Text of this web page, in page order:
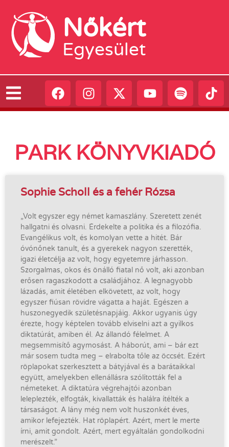
Nőkért
Egyesület
PARK KÖNYVKIADÓ
Sophie Scholl és a fehér Rózsa
„Volt egyszer egy német kamaszlány. Szeretett zenét
hallgatni és olvasni. Érdekelte a politika és a filozófia.
Evangélikus volt, és komolyan vette a hitét. Bár
óvónőnek tanult, és a gyerekek nagyon szerették,
igazi életcélja az volt, hogy egyetemre járhasson.
Szorgalmas, okos és önálló fiatal nő volt, aki azonban
erősen ragaszkodott a családjához. A legnagyobb
lázadás, amit életében elkövetett, az volt, hogy
egyszer fiúsan rövidre vágatta a haját. Egészen a
huszonegyedik születésnapjáig. Akkor ugyanis úgy
érezte, hogy képtelen tovább elviselni azt a gyilkos
diktatúrát, amiben él. Az állandó félelmet. A
megsemmisítő agymosást. A háborút, ami – bár ezt
már sosem tudta meg – elrabolta tőle az öccsét. Ezért
röplapokat szerkesztett a bátyjával és a barátaikkal
együtt, amelyekben ellenállásra szólították fel a
németeket. A diktatúra végrehajtói azonban
leleplezték, elfogták, kivallatták és halálra ítélték a
társaságot. A lány még nem volt huszonkét éves,
amikor lefejezték. Hat röplapért. Azért, mert le merte
írni, amit gondolt. Azért, mert egyáltalán gondolkodni
merészelt.”